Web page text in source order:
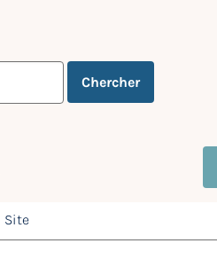
Chercher
Site